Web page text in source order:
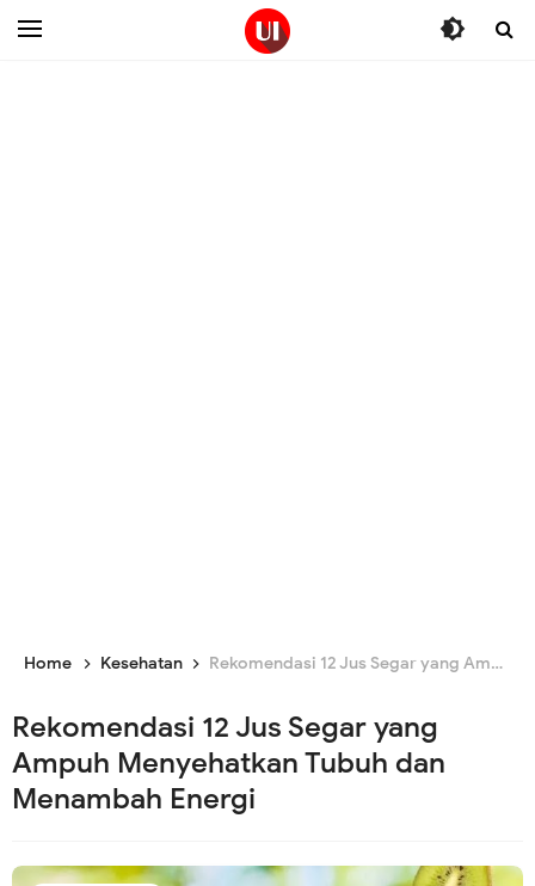
Home Kesehatan Rekomendasi 12 Jus Segar yang Ampuh Menyehatkan Tubuh dan Menambah Energi
Rekomendasi 12 Jus Segar yang
Ampuh Menyehatkan Tubuh dan
Menambah Energi